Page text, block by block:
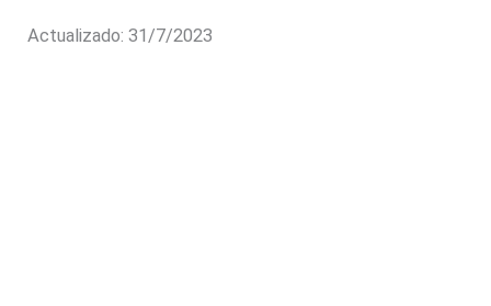
Actualizado: 31/7/2023